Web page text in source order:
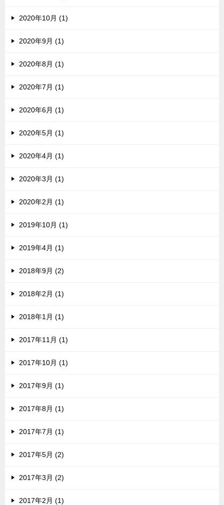
2020年10月 (1)
2020年9月 (1)
2020年8月 (1)
2020年7月 (1)
2020年6月 (1)
2020年5月 (1)
2020年4月 (1)
2020年3月 (1)
2020年2月 (1)
2019年10月 (1)
2019年4月 (1)
2018年9月 (2)
2018年2月 (1)
2018年1月 (1)
2017年11月 (1)
2017年10月 (1)
2017年9月 (1)
2017年8月 (1)
2017年7月 (1)
2017年5月 (2)
2017年3月 (2)
2017年2月 (1)